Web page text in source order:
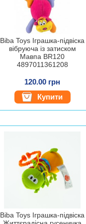
Biba Toys Іграшка-підвіска
вібруюча із затиском
Мавпа BR120
4897011361208
120.00 грн
Купити
Biba Toys Іграшка-підвіска